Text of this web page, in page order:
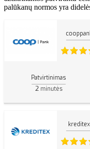
palūkanų normos yra
Patvirtinimas
2minutės